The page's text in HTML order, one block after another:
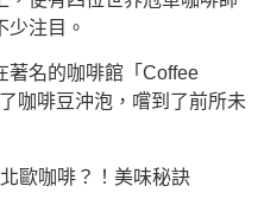
少注目。
著名的咖啡館「Coffee
咖啡豆沖泡，嚐到了前所未